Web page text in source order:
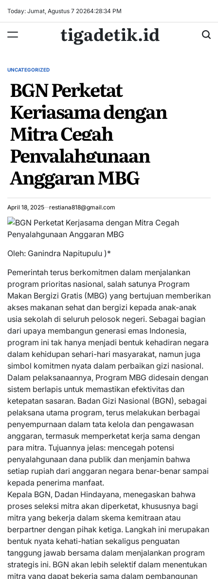
Today: Jumat, Agustus 7 20264:28:35 PM
tigadetik.id
POSTED
UNCATEGORIZED
BGN Perketat
Kerjasama dengan
Mitra Cegah
Penyalahgunaan
Anggaran MBG
April 18, 2025 restiana818@gmail.com
Oleh: Ganindra Napitupulu )*
Pemerintah terus berkomitmen dalam menjalankan
program prioritas nasional, salah satunya Program
Makan Bergizi Gratis (MBG) yang bertujuan memberikan
akses makanan sehat dan bergizi kepada anak-anak
usia sekolah di seluruh pelosok negeri. Sebagai bagian
dari upaya membangun generasi emas Indonesia,
program ini tak hanya menjadi bentuk kehadiran negara
dalam kehidupan sehari-hari masyarakat, namun juga
simbol komitmen nyata dalam perbaikan gizi nasional.
Dalam pelaksanaannya, Program MBG didesain dengan
sistem berlapis untuk memastikan efektivitas dan
ketepatan sasaran. Badan Gizi Nasional (BGN), sebagai
pelaksana utama program, terus melakukan berbagai
penyempurnaan dalam tata kelola dan pengawasan
anggaran, termasuk memperketat kerja sama dengan
para mitra. Tujuannya jelas: mencegah potensi
penyalahgunaan dana publik dan menjamin bahwa
setiap rupiah dari anggaran negara benar-benar sampai
kepada penerima manfaat.
Kepala BGN, Dadan Hindayana, menegaskan bahwa
proses seleksi mitra akan diperketat, khususnya bagi
mitra yang bekerja dalam skema kemitraan atau
berpartner dengan pihak ketiga. Langkah ini merupakan
bentuk nyata kehati-hatian sekaligus penguatan
tanggung jawab bersama dalam menjalankan program
strategis ini. BGN akan lebih selektif dalam menentukan
mitra yang dapat bekerja sama dalam pembangunan